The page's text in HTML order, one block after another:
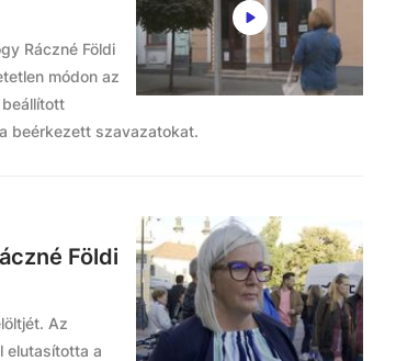
Ráczné Földi
módon az
beérkezett szavazatokat.
Földi
Az
elutasította a